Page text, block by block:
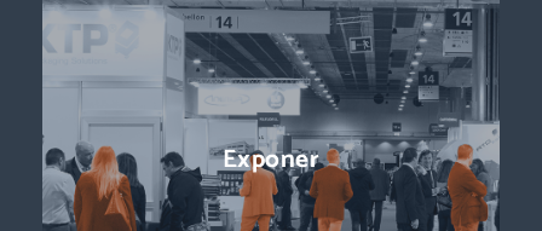
Exponer
Conferencias
¡Ponentes líderes, presentaciones centradas en temas de
actualidad y perspectivas sobre el futuro del sector que
están a la vuelta de la esquina!